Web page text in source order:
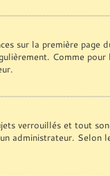
sur la première
Comme
verrouillés et tout
administrateur. Selon